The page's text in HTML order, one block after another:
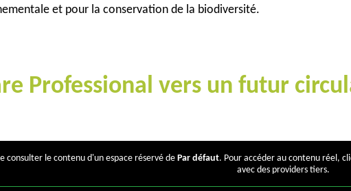
et pour la conservation de la biodiversité.
Professional vers un futur
consulter le contenu d'un espace réservé dePar défaut. Pour accéder au contenu réel,
avec des providers tiers.